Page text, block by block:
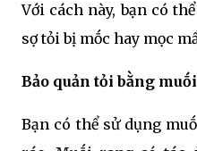
Với cách này, bạn có
sợ tỏi bị mṓc hay mọc
Bảo quản tỏi bằng
Bạn có thể sử dụng